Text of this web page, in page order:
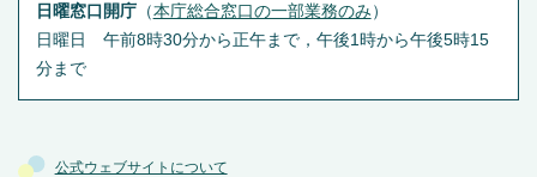
公式ウェブサイトについて
日曜窓口開庁（本庁総合窓口の一部業務のみ ）
日曜日 午前8時30分から正午まで，午後1時から午後5時15
分まで